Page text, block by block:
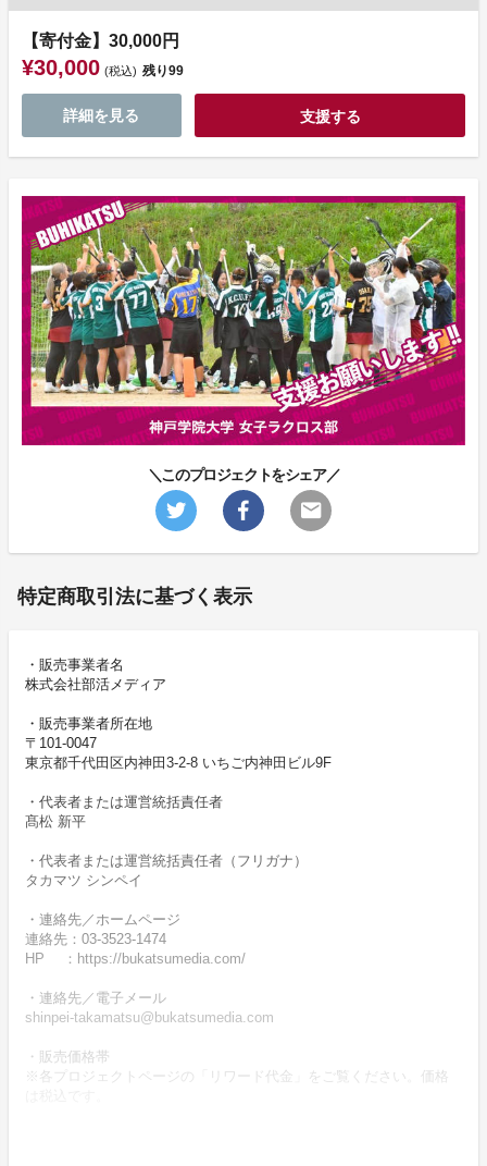
【寄付金】30,000円
¥30,000 (税込) 残り99
詳細を見る 支援する
＼このプロジェクトをシェア／
特定商取引法に基づく表示
・販売事業者名
株式会社部活メディア
・販売事業者所在地
〒101-0047
東京都千代田区内神田3-2-8 いちご内神田ビル9F
・代表者または運営統括責任者
髙松 新平
・代表者または運営統括責任者（フリガナ）
タカマツ シンペイ
・連絡先／ホームページ
連絡先：03-3523-1474
HP ：https://bukatsumedia.com/
・連絡先／電子メール
shinpei-takamatsu@bukatsumedia.com
・販売価格帯
※各プロジェクトページの「リワード代金」をご覧ください。価格